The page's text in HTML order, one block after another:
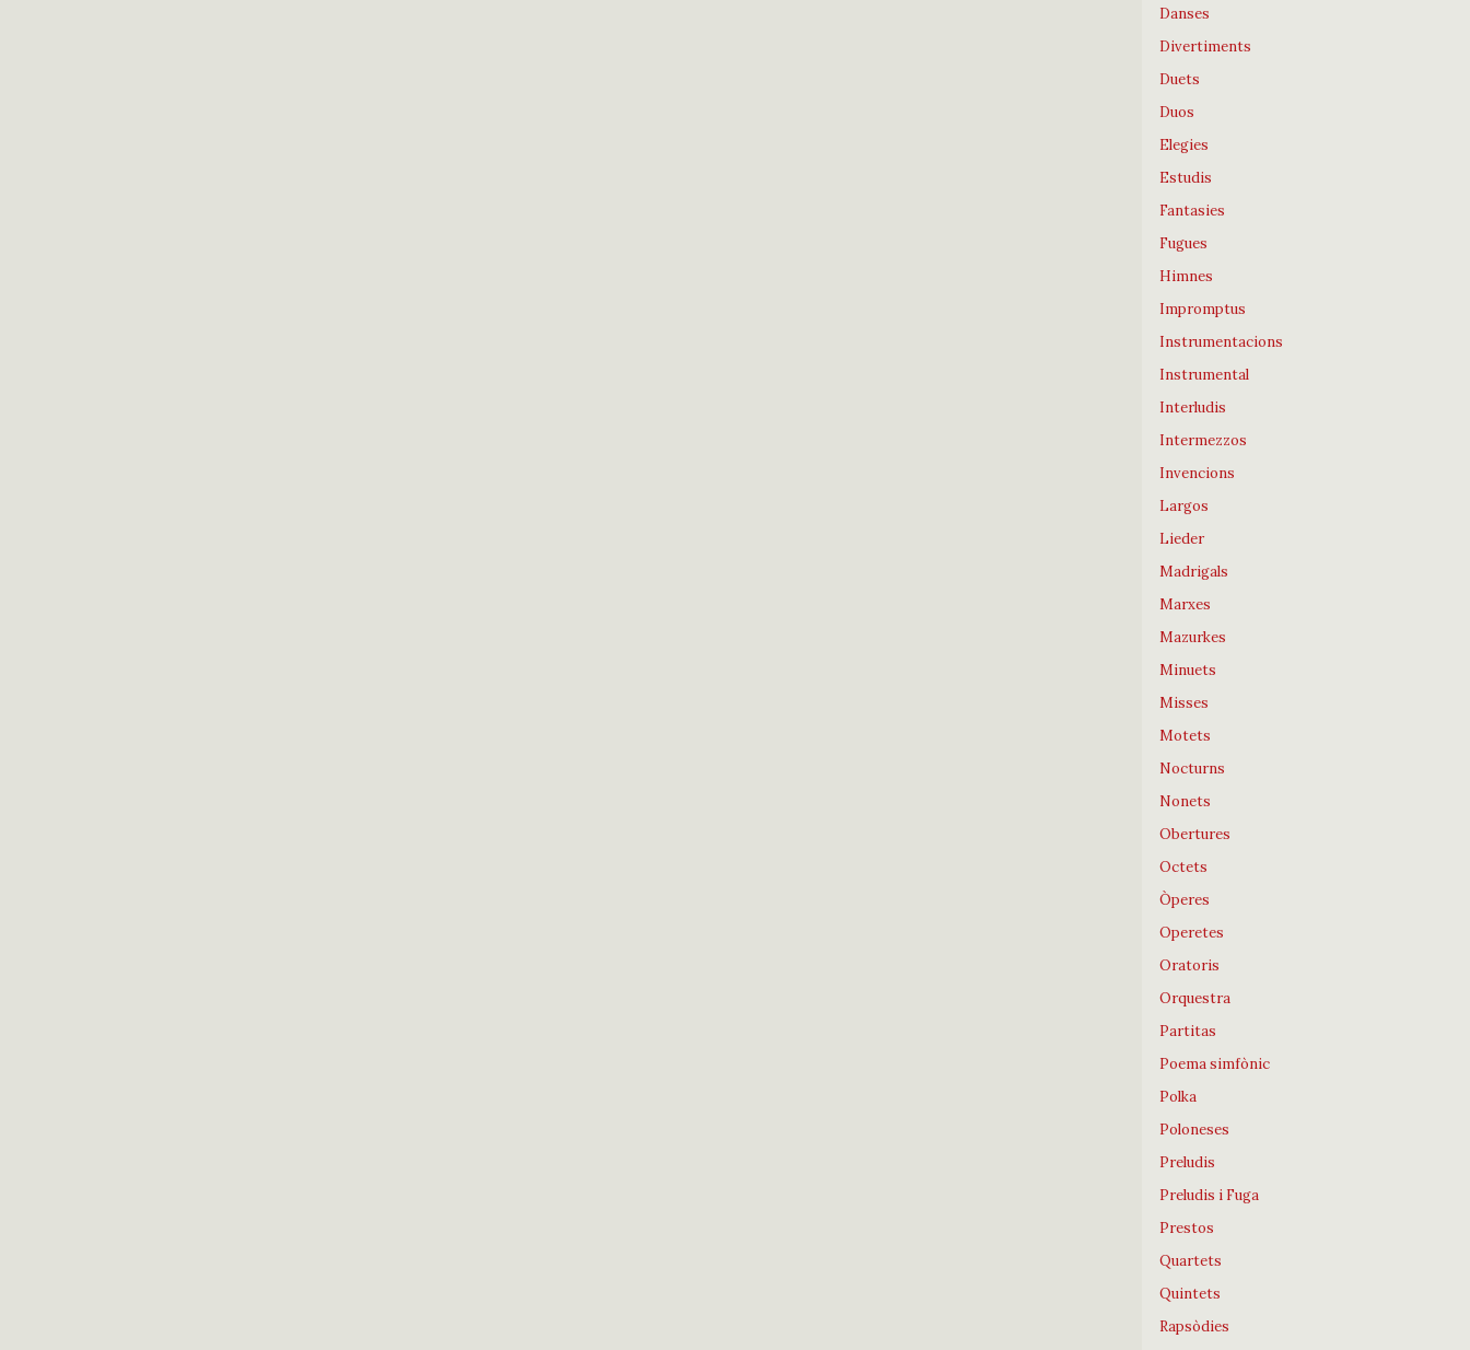
Danses
Divertiments
Duets
Duos
Elegies
Estudis
Fantasies
Fugues
Himnes
Impromptus
Instrumentacions
Instrumental
Interludis
Intermezzos
Invencions
Largos
Lieder
Madrigals
Marxes
Mazurkes
Minuets
Misses
Motets
Nocturns
Nonets
Obertures
Octets
Òperes
Operetes
Oratoris
Orquestra
Partitas
Poema simfònic
Polka
Poloneses
Preludis
Preludis i Fuga
Prestos
Quartets
Quintets
Rapsòdies